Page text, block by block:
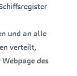
und an alle
verteilt,
des